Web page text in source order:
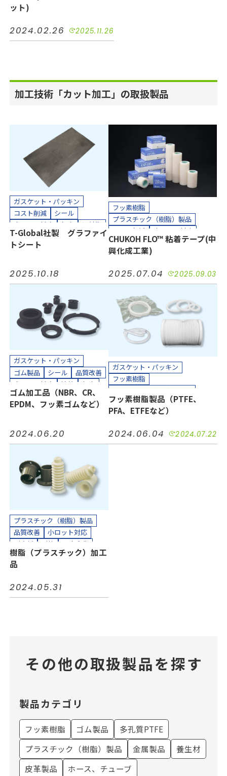
機械装置
カッティングプロッター加工
熱処理（アニール）加工
縫製加工（工業用）
ット)
2024.02.26 2025.11.26
加工技術「カット加工」の取扱製品
ガスケット・パッキン
コスト削減
シール
小ロット対応
気密
短納期
耐熱
耐薬
長寿命化
半導体
電機・電子
カッティングプロッター加工
接着加工
貼り合わせ加工
T-Global社製 グラファイ
トシート
2025.10.18
フッ素樹脂
プラスチック（樹脂）製品
コスト削減
小ロット対応
接着
気密 汚れ防止
短納期
絶縁
耐摩耗
工場設備
機械装置
油空圧
カッティングプロッター加工
カット加工
クリーンパック
クリーンルーム内加工
接着加工
貼り合わせ加工
CHUKOH FLO™ 粘着テープ(中
興化成工業)
2025.07.04 2025.09.03
ガスケット・パッキン
ゴム製品
シール
品質改善
小ロット対応
接着
気密
短納期
絶縁 緩衝
耐摩耗
耐熱
耐薬 防水
防音
油空圧
自動車
電機・電子
カッティングプロッター加工
カット加工
接着加工
縫製加工（工業用）
貼り合わせ加工
ゴム加工品（NBR、CR、
EPDM、フッ素ゴムなど）
2024.06.20
ガスケット・パッキン
フッ素樹脂
プラスチック（樹脂）製品
ホース、チューブ
多孔質PTFE
コスト削減
シール
汚れ防止
短納期
絶縁
フッ素樹脂製品（PTFE、
PFA、ETFEなど）
2024.06.04 2024.07.22
プラスチック（樹脂）製品
品質改善
小ロット対応
耐摩耗
耐熱
長寿命化
カッティングプロッター加工
カット加工
樹脂（プラスチック）加工
品
2024.05.31
その他の取扱製品を探す
製品カテゴリ
フッ素樹脂 ゴム製品
多孔質PTFE
プラスチック（樹脂）製品
金属製品
養生材
皮革製品
ホース、チューブ